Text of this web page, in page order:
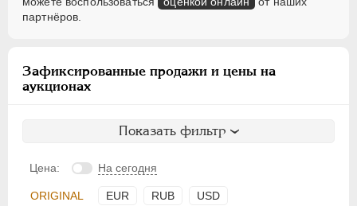
партнёров.
Зафиксированные продажи и цены на
аукционах
Показать фильтр
Цена: На сегодня
ORIGINAL EUR RUB USD